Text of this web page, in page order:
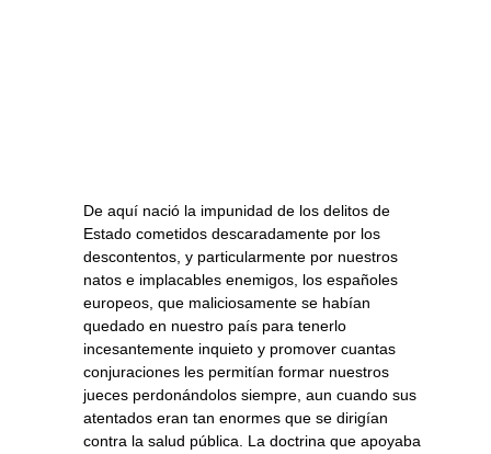
De aquí nació la impunidad de los delitos de
Estado cometidos descaradamente por los
descontentos, y particularmente por nuestros
natos e implacables enemigos, los españoles
europeos, que maliciosamente se habían
quedado en nuestro país para tenerlo
incesantemente inquieto y promover cuantas
conjuraciones les permitían formar nuestros
jueces perdonándolos siempre, aun cuando sus
atentados eran tan enormes que se dirigían
contra la salud pública. La doctrina que apoyaba